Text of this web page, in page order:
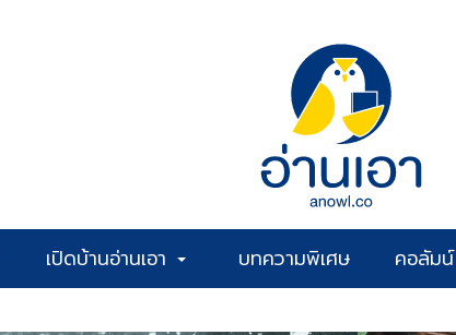
เปิดบ้านอ่านเอา บทความพิเศษ คอลัมน์